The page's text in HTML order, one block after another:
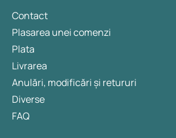
secundare.
Contact
Plasarea unei comenzi
Plata
Livrarea
Anulări, modificări și retururi
Diverse
FAQ